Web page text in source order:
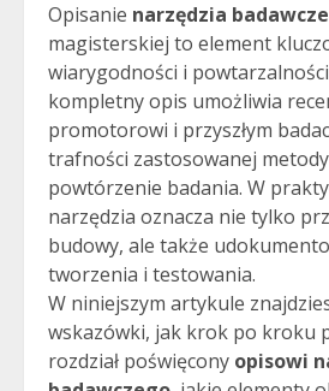
Opisanie narzędzia
magisterskiej to element
wiarygodności i
kompletny opis umożliwia
promotorowi i przyszłym
trafności zastosowanej
powtórzenie badania. W
narzędzia oznacza nie tylko
budowy, ale także
tworzenia i testowania.
W niniejszym artykule
wskazówki, jak krok po kroku
rozdział poświęcony opisowi